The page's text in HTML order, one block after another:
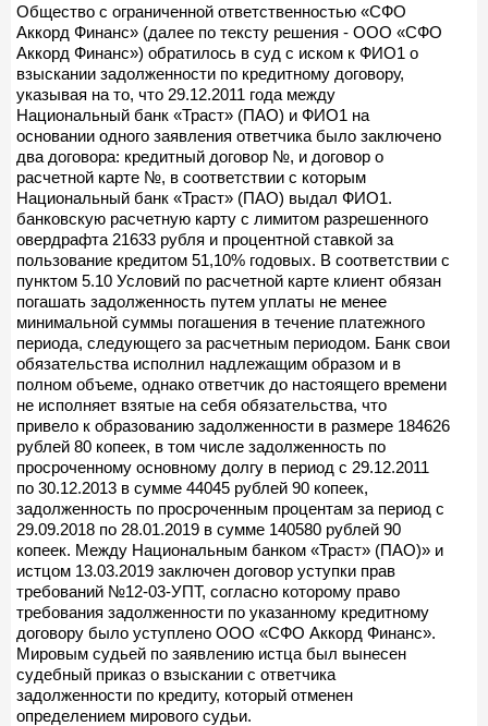
Общество с ограниченной ответственностью «СФО
Аккорд Финанс» (далее по тексту решения - ООО «СФО
Аккорд Финанс») обратилось в суд с иском к ФИО1 о
взыскании задолженности по кредитному договору,
указывая на то, что 29.12.2011 года между
Национальный банк «Траст» (ПАО) и ФИО1 на
основании одного заявления ответчика было заключено
два договора: кредитный договор №, и договор о
расчетной карте №, в соответствии с которым
Национальный банк «Траст» (ПАО) выдал ФИО1.
банковскую расчетную карту с лимитом разрешенного
овердрафта 21633 рубля и процентной ставкой за
пользование кредитом 51,10% годовых. В соответствии с
пунктом 5.10 Условий по расчетной карте клиент обязан
погашать задолженность путем уплаты не менее
минимальной суммы погашения в течение платежного
периода, следующего за расчетным периодом. Банк свои
обязательства исполнил надлежащим образом и в
полном объеме, однако ответчик до настоящего времени
не исполняет взятые на себя обязательства, что
привело к образованию задолженности в размере 184626
рублей 80 копеек, в том числе задолженность по
просроченному основному долгу в период с 29.12.2011
по 30.12.2013 в сумме 44045 рублей 90 копеек,
задолженность по просроченным процентам за период с
29.09.2018 по 28.01.2019 в сумме 140580 рублей 90
копеек. Между Национальным банком «Траст» (ПАО)» и
истцом 13.03.2019 заключен договор уступки прав
требований №12-03-УПТ, согласно которому право
требования задолженности по указанному кредитному
договору было уступлено ООО «СФО Аккорд Финанс».
Мировым судьей по заявлению истца был вынесен
судебный приказ о взыскании с ответчика
задолженности по кредиту, который отменен
определением мирового судьи.